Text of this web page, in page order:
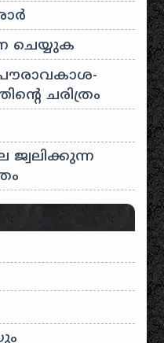
ചെയ്യുക
ചരിത്രം
ജ്വലിക്കുന്ന